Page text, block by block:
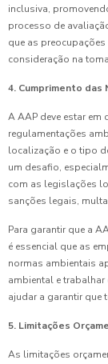
inclusiva,
processo de
que as
consideração na
4. Cumprimento das
A AAP deve estar
regulamentações
localização e o tipo
um desafio,
com as legislações
sanções legais,
Para garantir que a
é essencial que as
normas ambientais
ambiental e
ajudar a garantir
5. Limitações
As limitações